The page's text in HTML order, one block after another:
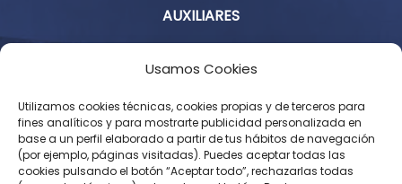
Usamos Cookies
Utilizamos cookies técnicas, cookies propias y de terceros para
fines analíticos y para mostrarte publicidad personalizada en
base a un perfil elaborado a partir de tus hábitos de navegación
(por ejemplo, páginas visitadas). Puedes aceptar todas las
cookies pulsando el botón “Aceptar todo”, rechazarlas todas
AUXILIARES
Aviso Legal
Política de Privacidad
Condiciones Generales de Contratación